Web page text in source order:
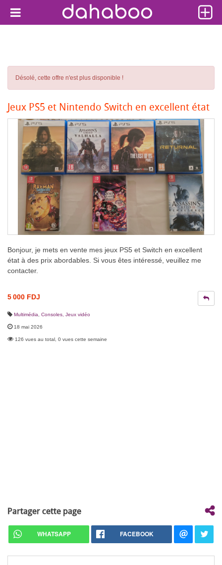
Désolé, cette offre n'est plus disponible !
Jeux PS5 et Nintendo Switch en excellent état
Bonjour, je mets en vente mes jeux PS5 et Switch en excellent
état à des prix abordables. Si vous êtes intéressé, veuillez me
contacter.
5 000 FDJ
Multimédia Consoles, Jeux vidéo
18 mai 2026
126 vues au total, 0 vues cette semaine
Partager cette page
WHATSAPP FACEBOOK